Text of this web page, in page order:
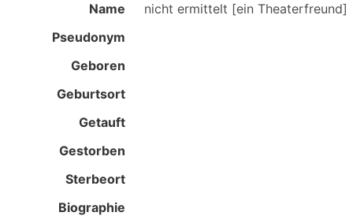
Name
nicht ermittelt [ein Theaterfreund]
Pseudonym
Geboren
Geburtsort
Getauft
Gestorben
Sterbeort
Biographie